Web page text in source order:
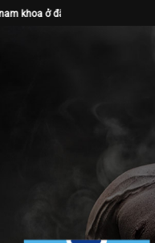
Bác sĩ gần 20 năm dấn thân